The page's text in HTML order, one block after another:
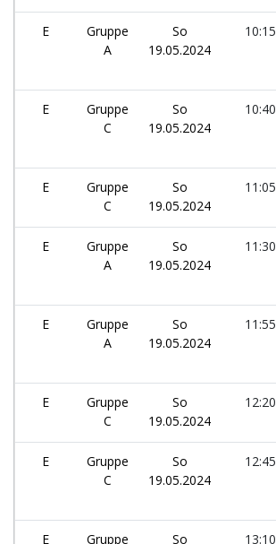
E
Gruppe
A
So
19.05.2024
10:15
E
Gruppe
C
So
19.05.2024
10:40
E
Gruppe
C
So
19.05.2024
11:05
E
Gruppe
A
So
19.05.2024
11:30
E
Gruppe
A
So
19.05.2024
11:55
E
Gruppe
C
So
19.05.2024
12:20
E
Gruppe
C
So
19.05.2024
12:45
E
Gruppe
So
13:10